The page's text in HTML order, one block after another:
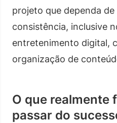
projeto que dependa de
consistência, inclusive
entretenimento digital,
organização de
O que realmente
passar do